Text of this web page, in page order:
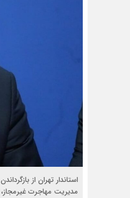
مدیریت مهاجرت